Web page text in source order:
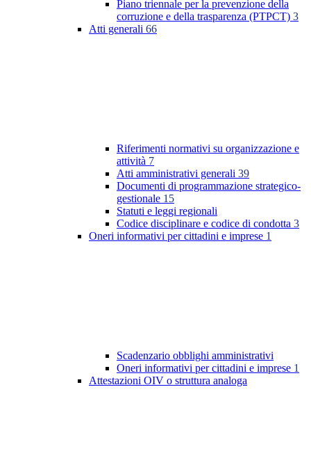
Piano triennale per la prevenzione della
corruzione e della trasparenza (PTPCT) 3
Atti generali 66
Riferimenti normativi su organizzazione e
attività 7
Atti amministrativi generali 39
Documenti di programmazione strategico-
gestionale 15
Statuti e leggi regionali
Codice disciplinare e codice di condotta 3
Oneri informativi per cittadini e imprese 1
Scadenzario obblighi amministrativi
Oneri informativi per cittadini e imprese 1
Attestazioni OIV o struttura analoga